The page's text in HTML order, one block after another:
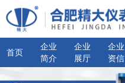
首页
企业
简介
企业
展厅
企业
资信